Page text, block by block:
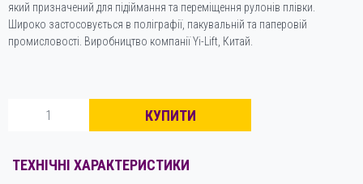
який призначений для підіймання та переміщення рулонів плівки.
Широко застосовується в поліграфії, пакувальній та паперовій
промисловості. Виробництво компанії Yi-Lift, Китай.
плівки
Yi-
КУПИТИ
ТЕХНІЧНІ ХАРАКТЕРИСТИКИ